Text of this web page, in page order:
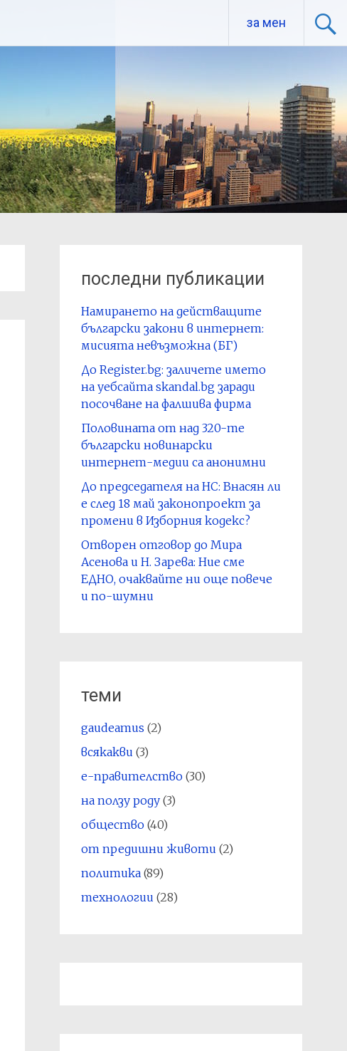
за мен
последни публикации
Намирането на действащите
български закони в интернет:
мисията невъзможна (БГ)
До Register.bg: заличете името
на уебсайта skandal.bg заради
посочване на фалшива фирма
Половината от над 320-те
български новинарски
интернет-медии са анонимни
До председателя на НС: Внасян ли
е след 18 май законопроект за
промени в Изборния кодекс?
Отворен отговор до Мира
Асенова и Н. Зарева: Ние сме
ЕДНО, очаквайте ни още повече
и по-шумни
теми
gaudeamus (2)
всякакви (3)
е-правителство(30)
на ползу роду(3)
общество(40)
от предишни животи (2)
политика(89)
технологии (28)